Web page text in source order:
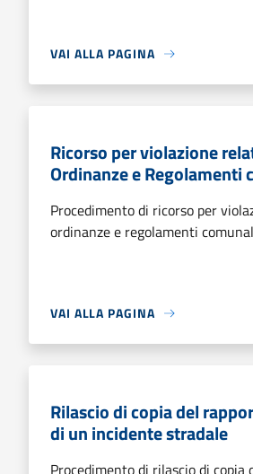
VAI ALLA PAGINA
Ricorso per violazione
Ordinanze e Regolamenti
Procedimento di ricorso per
ordinanze e regolamenti
VAI ALLA PAGINA
Rilascio di copia del
di un incidente stradale
Procedimento di rilascio di copia